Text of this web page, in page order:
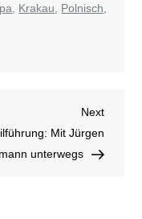
Krakau Polnisch
Next
Post
Next
Mit Jürgen
unterwegs